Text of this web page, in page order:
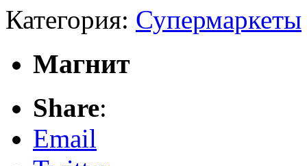
Категория: Супермаркеты
Магнит
Share:
Email